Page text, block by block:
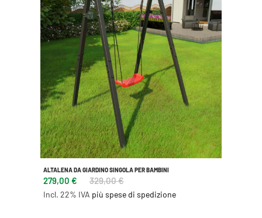
ALTALENA DA GIARDINO SINGOLA PER BAMBINI
279,00 € 329,00 €
Incl. 22% IVA più spese di spedizione